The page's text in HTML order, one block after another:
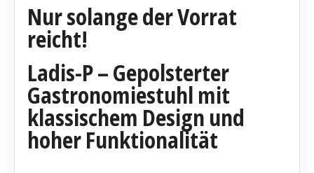
Nur solange der Vorrat
reicht!
Ladis-P – Gepolsterter
Gastronomiestuhl mit
klassischem Design und
hoher Funktionalität